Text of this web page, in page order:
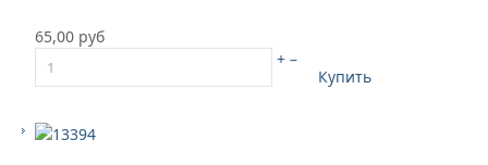
65,00 руб
+ –
Купить